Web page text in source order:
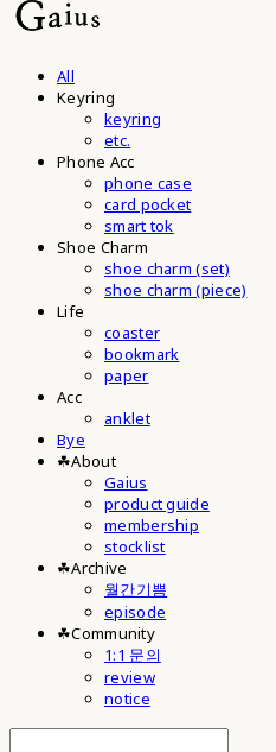
All
Keyring
keyring
etc.
Phone Acc
phone case
card pocket
smart tok
Shoe Charm
shoe charm (set)
shoe charm (piece)
Life
coaster
bookmark
paper
Acc
anklet
Bye
☘︎About
Gaius
product guide
membership
stocklist
☘︎Archive
월간기쁨
episode
☘︎Community
1:1 문의
review
notice